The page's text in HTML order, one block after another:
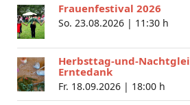
Frauenfestival 2026
So. 23.08.2026 | 11:30 h
Herbsttag-und-
Erntedank
Fr. 18.09.2026 | 18:00 h